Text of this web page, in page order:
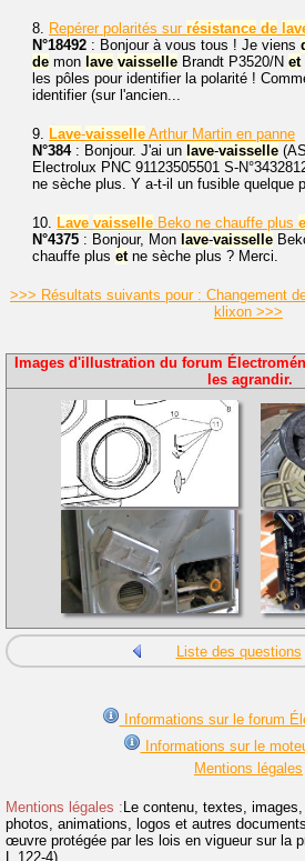
8. Repérer polarités sur résistance de
N°18492 : Bonjour à vous tous ! Je viens
de mon lave vaisselle Brandt P3520/N et
les pôles pour identifier la polarité !
identifier (sur l'ancien...
9. Lave-vaisselle Arthur Martin en panne
N°384: Bonjour. J'ai un lave-vaisselle
Electrolux PNC 91123505501 S-
ne sèche plus. Y a-t-il un fusible quelque
10. Lave vaisselle Beko ne chauffe plus
N°4375 : Bonjour, Mon lave-vaisselle
chauffe plus etne sèche plus ? Merci.
>>> Résultats suivants pour : Changement
klixon >>>
Images d'illustration du forum
les agrandir.
Liste des questions
Informations sur le forum
Informations sur le
Mentions légales
Mentions légales : Le contenu, textes,
photos, animations, logos et autres
œuvre protégée par les lois en vigueur sur la
L.122-4).